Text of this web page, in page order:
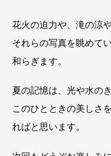
花火の迫力や、滝の涼
それらの写真を眺めて
和らぎます。
夏の記憶は、光や水の
このひとときの美しさ
ればと思います。